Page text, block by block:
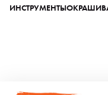
ИНСТРУМЕНТЫ